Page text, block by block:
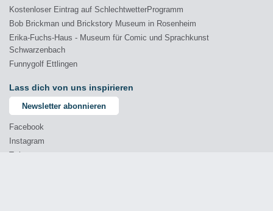
Kostenloser Eintrag auf SchlechtwetterProgramm
Bob Brickman und Brickstory Museum in Rosenheim
Erika-Fuchs-Haus - Museum für Comic und Sprachkunst
Schwarzenbach
Funnygolf Ettlingen
Lass dich von uns inspirieren
Newsletter abonnieren
Facebook
Instagram
Twitter